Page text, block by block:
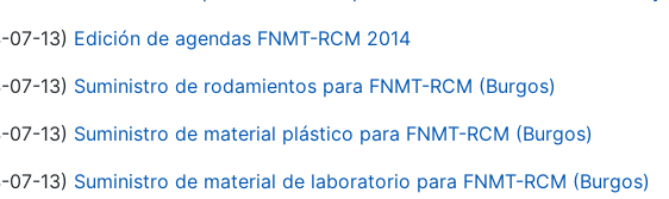
07-13) Edición de agendas FNMT-RCM 2014
07-13) Suministro de rodamientos para FNMT-RCM (Burgos)
07-13) Suministro de material plástico para FNMT-RCM (Burgos)
07-13) Suministro de material de laboratorio para FNMT-RCM (Burgos)